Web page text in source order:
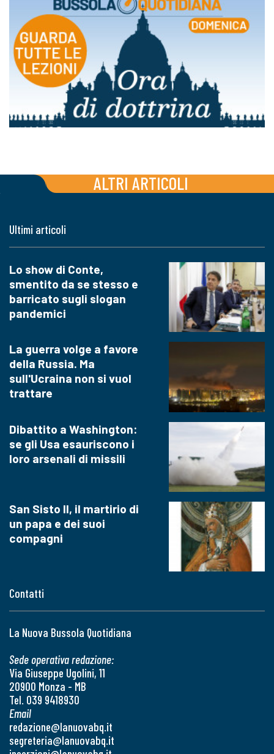
ALTRI ARTICOLI
Contatti
La Nuova Bussola Quotidiana
Sede operativa redazione:
Via Giuseppe Ugolini, 11
20900 Monza - MB
Tel. 039 9418930
Email
redazione@lanuovabq.it
segreteria@lanuovabq.it
Ultimi articoli
Lo show di Conte,
smentito da se stesso e
barricato sugli slogan
pandemici
La guerra volge a favore
della Russia. Ma
sull'Ucraina non si vuol
trattare
Dibattito a Washington:
se gli Usa esauriscono i
loro arsenali di missili
San Sisto II, il martirio di
un papa e dei suoi
compagni